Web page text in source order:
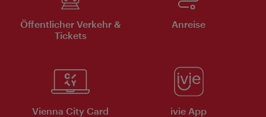
Öffentlicher Verkehr &
Tickets
Anreise
Vienna City Card ivie App